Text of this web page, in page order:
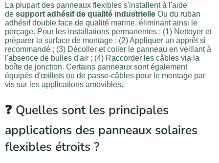
La plupart des panneaux flexibles s'installent à l'aide
de support adhésif de qualité industrielle Ou du ruban
adhésif double face de qualité marine, éliminant ainsi le
perçage. Pour les installations permanentes : (1) Nettoyer et
préparer la surface de montage ; (2) Appliquer un apprêt si
recommandé ; (3) Décoller et coller le panneau en veillant à
l'absence de bulles d'air ; (4) Raccorder les câbles via la
boîte de jonction. Certains panneaux sont également
équipés d'œillets ou de passe-câbles pour le montage par
vis sur les applications amovibles.
❓ Quelles sont les principales
applications des panneaux solaires
flexibles étroits ?